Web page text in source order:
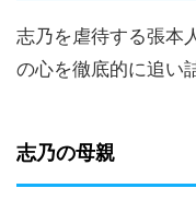
志乃を虐待する張本
の心を徹底的に追い
志乃の母親